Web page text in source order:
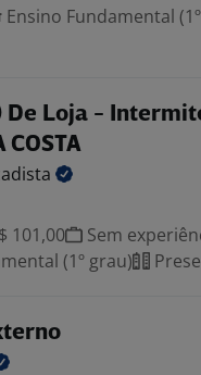
Ensino Fundamental
De Loja -
COSTA
101,00
Sem
(1º grau)